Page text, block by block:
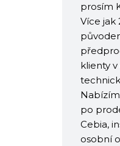
prosím
Více jak
klienty
po
Cebia,
osobní